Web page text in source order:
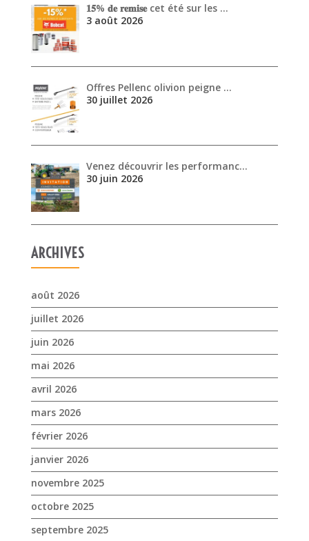
𝟏𝟓% 𝐝𝐞 𝐫𝐞𝐦𝐢𝐬𝐞 cet été sur les …
3 août 2026
Offres Pellenc olivion peigne …
30 juillet 2026
Venez découvrir les performanc…
30 juin 2026
ARCHIVES
août 2026
juillet 2026
juin 2026
mai 2026
avril 2026
mars 2026
février 2026
janvier 2026
novembre 2025
octobre 2025
septembre 2025